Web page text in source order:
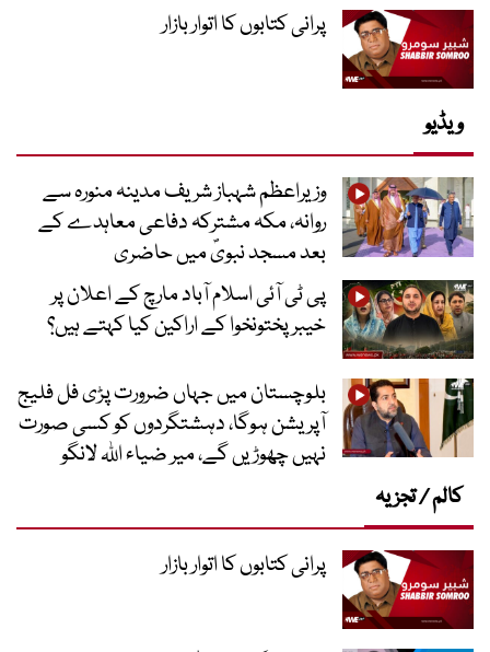
پرانی کتابوں کا اتوار بازار
ویڈیو
وزیراعظم شہباز شریف مدینہ منورہ سے
روانہ، مکہ مشترکہ دفاعی معاہدے کے
بعد مسجد نبویؐ میں حاضری
پی ٹی آئی اسلام آباد مارچ کے اعلان پر
خیبر پختونخوا کے اراکین کیا کہتے ہیں؟
بلوچستان میں جہاں ضرورت پڑی فل فلیج
آپریشن ہوگا، دہشتگردوں کو کسی صورت
نہیں چھوڑیں گے، میر ضیاء اللہ لانگو
کالم / تجزیہ
پرانی کتابوں کا اتوار بازار